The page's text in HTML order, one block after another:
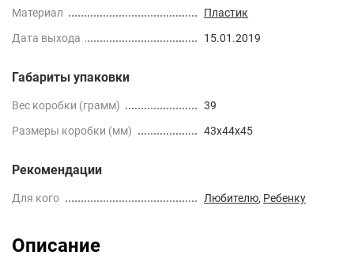
Материал
Пластик
Дата выхода
15.01.2019
Габариты упаковки
Вес коробки (грамм)
39
Размеры коробки (мм)
43x44x45
Рекомендации
Для кого Любителю, Ребенку
Описание